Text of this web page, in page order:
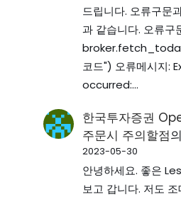
드립니다. 오류구문
과 같습니다. 오류구
코드") 오류메시지:
occurred:…
한국투자증권
주문시 주의할점의
2023-05-30
안녕하세요. 좋은
보고 갑니다. 저도